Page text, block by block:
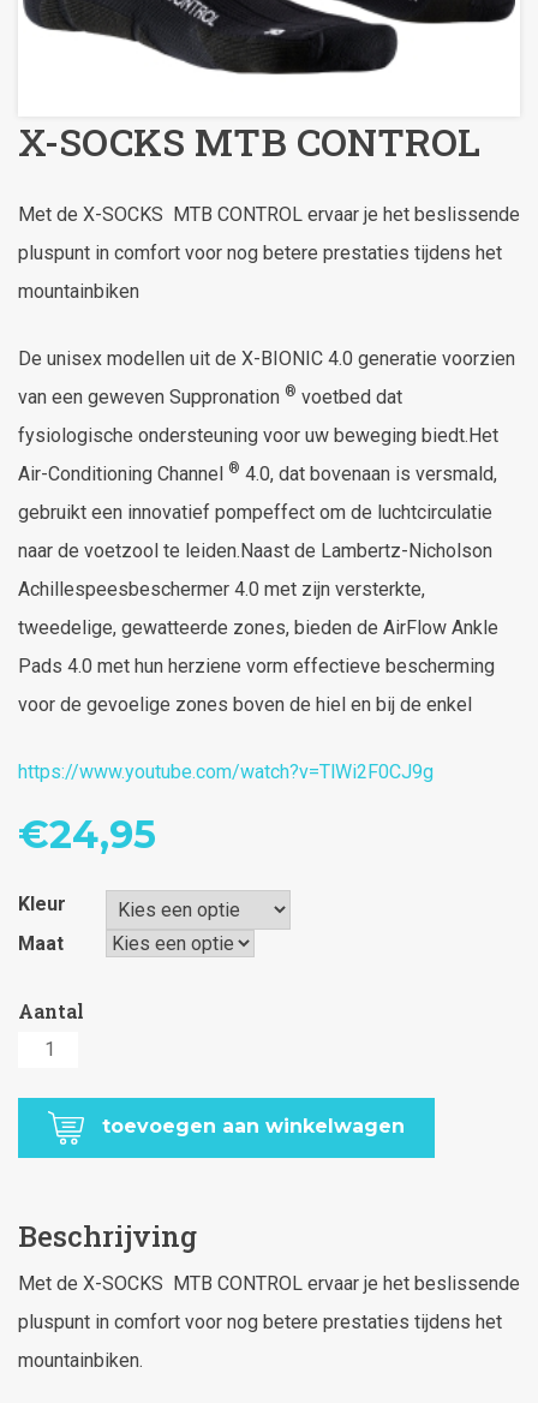
X-SOCKS MTB CONTROL
Met de X-SOCKS MTB CONTROL ervaar je het beslissende
pluspunt in comfort voor nog betere prestaties tijdens het
mountainbiken
De unisex modellen uit de X-BIONIC 4.0 generatie voorzien
van een geweven Suppronation ® voetbed dat
fysiologische ondersteuning voor uw beweging biedt.Het
Air-Conditioning Channel ® 4.0, dat bovenaan is versmald,
gebruikt een innovatief pompeffect om de luchtcirculatie
naar de voetzool te leiden.Naast de Lambertz-Nicholson
Achillespeesbeschermer 4.0 met zijn versterkte,
tweedelige, gewatteerde zones, bieden de AirFlow Ankle
Pads 4.0 met hun herziene vorm effectieve bescherming
voor de gevoelige zones boven de hiel en bij de enkel
https://www.youtube.com/watch?v=TlWi2F0CJ9g
€24,95
Kleur
Maat
MTB
CONTROL
aantal
toevoegen aan winkelwagen
Beschrijving
Met de X-SOCKS MTB CONTROL ervaar je het beslissende
pluspunt in comfort voor nog betere prestaties tijdens het
mountainbiken.